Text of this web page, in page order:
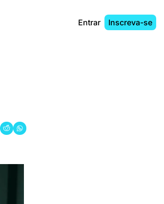
Entrar Inscreva-se